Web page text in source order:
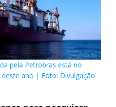
pela Petrobras está no
ano | Foto: Divulgação